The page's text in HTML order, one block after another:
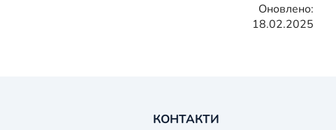
Оновлено:
18.02.2025
КОНТАКТИ